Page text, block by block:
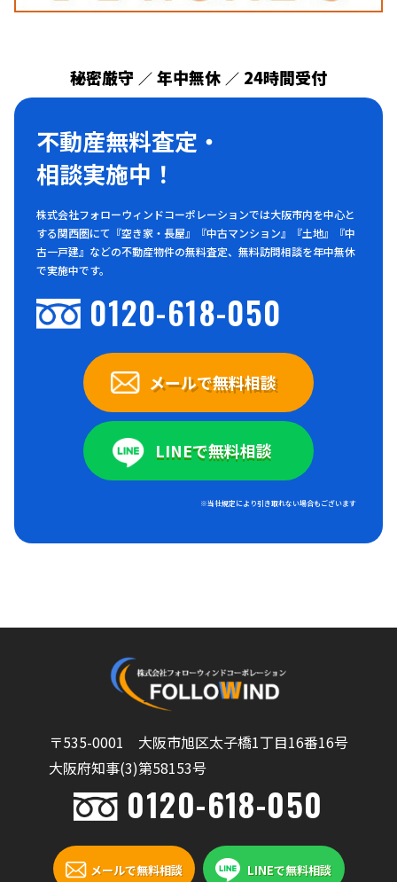
秘密厳守 ／ 年中無休 ／ 24時間受付
不動産無料査定・
相談実施中！
株式会社フォローウィンドコーポレーションでは大阪市内を中心と
する関西圏にて『空き家・長屋』『中古マンション』『土地』『中
古一戸建』などの不動産物件の無料査定、無料訪問相談を年中無休
で実施中です。
0120-618-050
メールで無料相談
LINEで無料相談
※当社規定により引き取れない場合もございます
〒535-0001 大阪市旭区太子橋1丁目16番16号
大阪府知事(3)第58153号
0120-618-050
メールで無料相談 LINEで無料相談